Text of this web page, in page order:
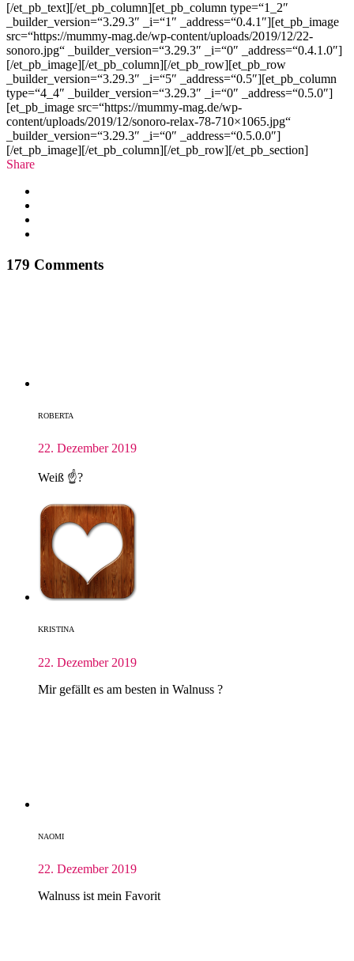
[/et_pb_text][/et_pb_column][et_pb_column type=“1_2″
_builder_version=“3.29.3″ _i=“1″ _address=“0.4.1″][et_pb_image
src=“https://mummy-mag.de/wp-content/uploads/2019/12/22-
sonoro.jpg“ _builder_version=“3.29.3″ _i=“0″ _address=“0.4.1.0″]
[/et_pb_image][/et_pb_column][/et_pb_row][et_pb_row
_builder_version=“3.29.3″ _i=“5″ _address=“0.5″][et_pb_column
type=“4_4″ _builder_version=“3.29.3″ _i=“0″ _address=“0.5.0″]
[et_pb_image src=“https://mummy-mag.de/wp-
content/uploads/2019/12/sonoro-relax-78-710×1065.jpg“
_builder_version=“3.29.3″ _i=“0″ _address=“0.5.0.0″]
[/et_pb_image][/et_pb_column][/et_pb_row][/et_pb_section]
Share
179 Comments
ROBERTA
22. Dezember 2019
Weiß ☝?
KRISTINA
22. Dezember 2019
Mir gefällt es am besten in Walnuss ?
NAOMI
22. Dezember 2019
Walnuss ist mein Favorit